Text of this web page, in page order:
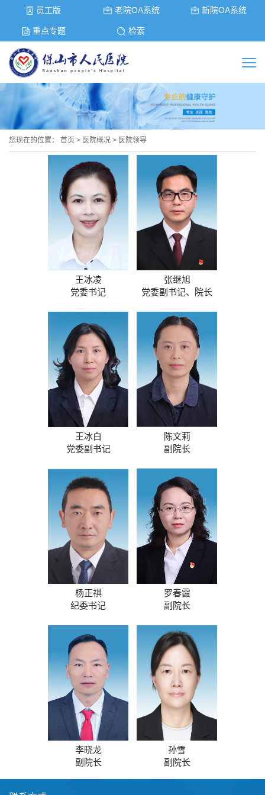
员工版 老院OA系统 新院OA系统
重点专题 检索
您现在的位置： 首页 > 医院概况 > 医院领导
王冰凌
党委书记
张继旭
党委副书记、院长
王冰白
党委副书记
陈文莉
副院长
杨正祺
纪委书记
罗春霞
副院长
李晓龙
副院长
孙雪
副院长